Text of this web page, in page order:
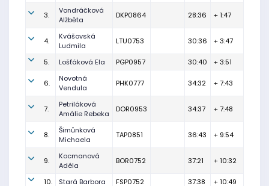
3.
Vondráčková
Alžběta
DKP0864 28:36 + 1:47
4.
Kvášovská
Ludmila
LTU0753 30:36 + 3:47
5. Lošťáková Ela PGP0957 30:40 + 3:51
6.
Novotná
Vendula
PHK0777 34:32 + 7:43
7.
Petriláková
Amálie Rebeka
DOR0953 34:37 + 7:48
8.
Šimůnková
Michaela
TAP0851 36:43 + 9:54
9.
Kocmanová
Adéla
BOR0752 37:21 + 10:32
10. Stará Barbora FSP0752 37:38 + 10:49